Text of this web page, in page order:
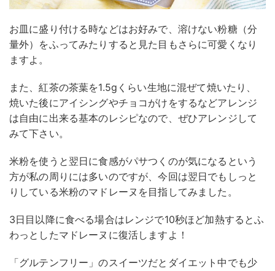
お皿に盛り付ける時などはお好みで、溶けない粉糖（分
量外）をふってみたりすると見た目もさらに可愛くなり
ますよ。
また、紅茶の茶葉を1.5gくらい生地に混ぜて焼いたり、
焼いた後にアイシングやチョコがけをするなどアレンジ
は自由に出来る基本のレシピなので、ぜひアレンジして
みて下さい。
米粉を使うと翌日に食感がパサつくのが気になるという
方が私の周りには多いのですが、今回は翌日でもしっと
りしている米粉のマドレーヌを目指してみました。
3日目以降に食べる場合はレンジで10秒ほど加熱するとふ
わっとしたマドレーヌに復活しますよ！
「グルテンフリー」のスイーツだとダイエット中でも少